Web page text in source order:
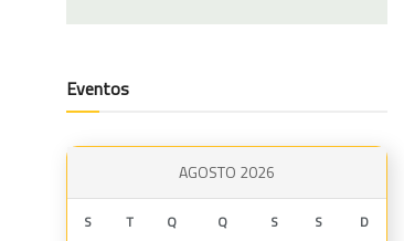
Eventos
AGOSTO 2026
S T Q Q S S D